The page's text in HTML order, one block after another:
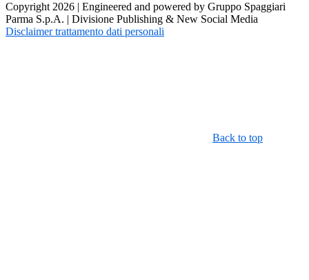
Copyright 2026 | Engineered and powered by Gruppo Spaggiari
Parma S.p.A. | Divisione Publishing & New Social Media
Disclaimer trattamento dati personali
Back to top